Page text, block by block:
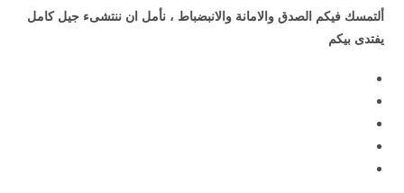
ألتمسك فيكم الصدق والامانة والانبضباط ، نأمل ان ننتشىء جيل كامل
يفتدى بيكم